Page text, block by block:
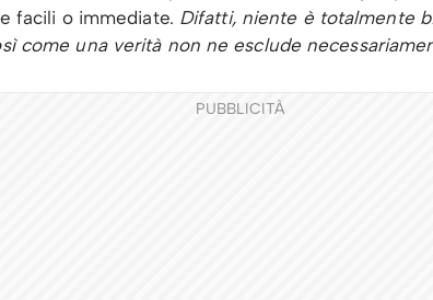
facili o immediate. Difatti, niente è totalmente
come una verità non ne esclude
PUBBLICITÀ